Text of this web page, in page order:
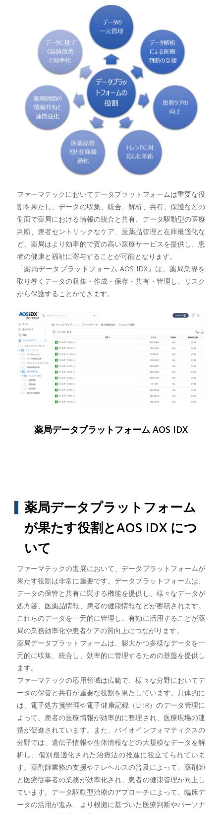
ファーマテックにおいてデータプラットフォームは重要な役
割を果たし、データの収集、統合、解析、共有、保護などの
側面で薬局における情報の統合と共有、データ駆動型の医療
判断、患者セントリックなケア、医薬品管理と在庫最適化な
ど、薬局はより効率的で質の高い医療サービスを提供し、患
者の健康と福祉に寄与することが可能となります。
「薬局データプラットフォーム AOS IDX」は、薬局業界を
取り巻くデータの収集・作成・保存・共有・管理し、リスク
から保護することができます。
薬局データプラットフォーム AOS IDX
薬局データプラットフォーム
が果たす役割とAOS IDX につ
いて
ファーマテックの進展において、データプラットフォームが
果たす役割は非常に重要です。データプラットフォームは、
データの保管と共有に関する機能を提供し、様々なデータが
処方箋、医薬品情報、患者の健康情報などが蓄積されます。
これらのデータを一元的に管理し、有効に活用することが薬
局の業務効率化や患者ケアの質向上につながります。
薬局データプラットフォームは、膨大かつ多様なデータを一
元的に収集、統合し、効率的に管理するための基盤を提供し
ます。
ファーマテックの応用領域は広範で、様々な分野においてデ
ータの保管と共有が重要な役割を果たしています。具体的に
は、電子処方箋管理や電子健康記録（EHR）のデータ管理に
よって、患者の医療情報が効率的に整理され、医療現場の連
携が促進されています。また、バイオインフォマティクスの
分野では、遺伝子情報や生体情報などの大規模なデータを解
析し、個別最適化された治療法の推進に役立てられていま
す。薬剤師業務の支援やテレヘルスの普及によって、薬剤師
と医療従事者の業務が効率化され、患者の健康管理が向上し
ています。データ駆動型治療のアプローチによって、臨床デ
ータの活用が進み、より根拠に基づいた医療判断やパーソナ